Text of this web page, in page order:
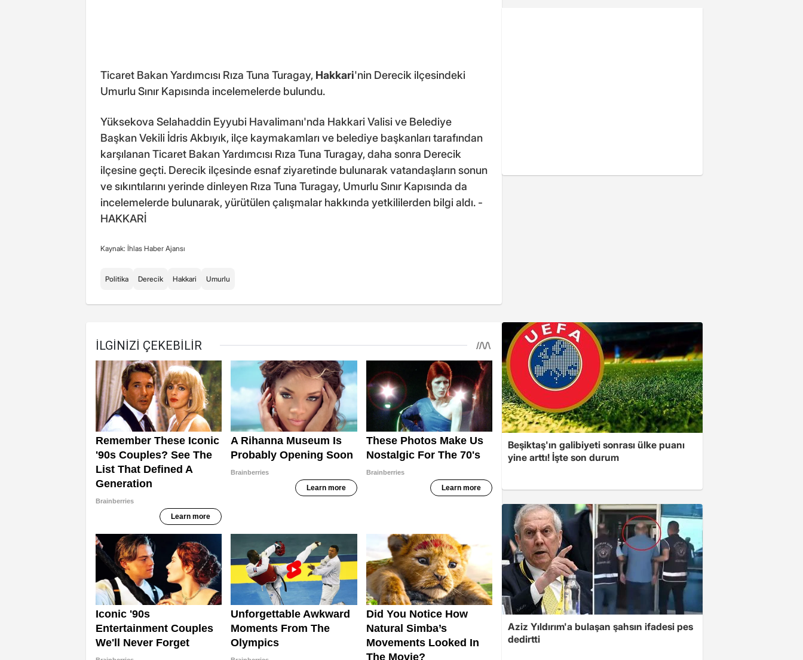
Ticaret Bakan Yardımcısı Rıza Tuna Turagay, Hakkari'nin Derecik ilçesindeki
Umurlu Sınır Kapısında incelemelerde bulundu.
Yüksekova Selahaddin Eyyubi Havalimanı'nda Hakkari Valisi ve Belediye
Başkan Vekili İdris Akbıyık, ilçe kaymakamları ve belediye başkanları tarafından
karşılanan Ticaret Bakan Yardımcısı Rıza Tuna Turagay, daha sonra Derecik
ilçesine geçti. Derecik ilçesinde esnaf ziyaretinde bulunarak vatandaşların sonun
ve sıkıntılarını yerinde dinleyen Rıza Tuna Turagay, Umurlu Sınır Kapısında da
incelemelerde bulunarak, yürütülen çalışmalar hakkında yetkililerden bilgi aldı. -
HAKKARİ
Kaynak: İhlas Haber Ajansı
Politika Derecik Hakkari Umurlu
Beşiktaş'ın galibiyeti sonrası ülke puanı
yine arttı! İşte son durum
Aziz Yıldırım'a bulaşan şahsın ifadesi pes
dedirtti